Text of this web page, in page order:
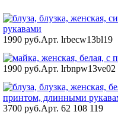
1990 руб.Арт. lrbecw13bl19
1990 руб.Арт. lrbnpw13ve02
3700 руб.Арт. 62 108 119